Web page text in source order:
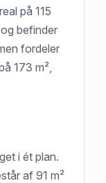
på 115
befinder
fordeler
173 m²,
i ét plan.
af 91 m²